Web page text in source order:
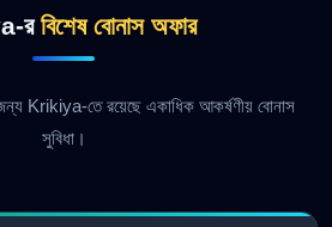
রবিশেষ বোনাস অফার
জন্য Krikiya-তে রয়েছে একাধিক আকর্ষণীয় বোনাস
সুবিধা।